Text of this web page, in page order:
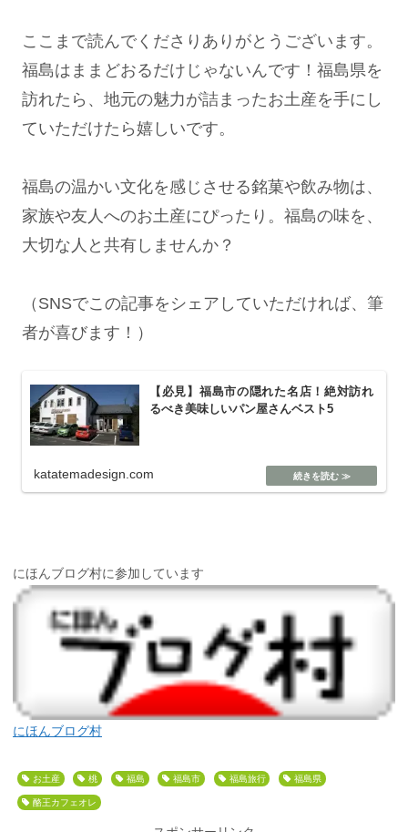
ここまで読んでくださりありがとうございます。
福島はままどおるだけじゃないんです！福島県を
訪れたら、地元の魅力が詰まったお土産を手にし
ていただけたら嬉しいです。
福島の温かい文化を感じさせる銘菓や飲み物は、
家族や友人へのお土産にぴったり。福島の味を、
大切な人と共有しませんか？
（SNSでこの記事をシェアしていただければ、筆
者が喜びます！）
【必見】福島市の隠れた名店！絶対訪れ
るべき美味しいパン屋さんベスト5
katatemadesign.com
にほんブログ村に参加しています
にほんブログ村
お土産 桃 福島 福島市 福島旅行 福島県
酪王カフェオレ